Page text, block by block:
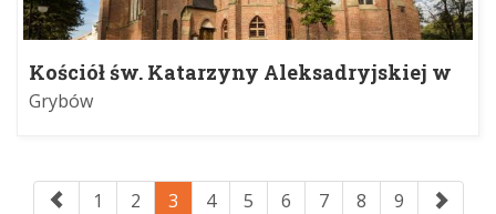
Kościół św. Katarzyny Aleksadryjskiej w
Grybowie
Grybów
1 2 3 4 5 6 7 8 9